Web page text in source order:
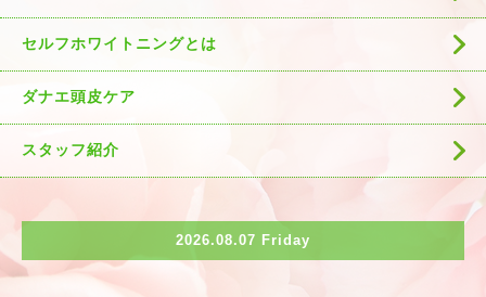
セルフホワイトニングとは
ダナエ頭皮ケア
スタッフ紹介
2026.08.07 Friday